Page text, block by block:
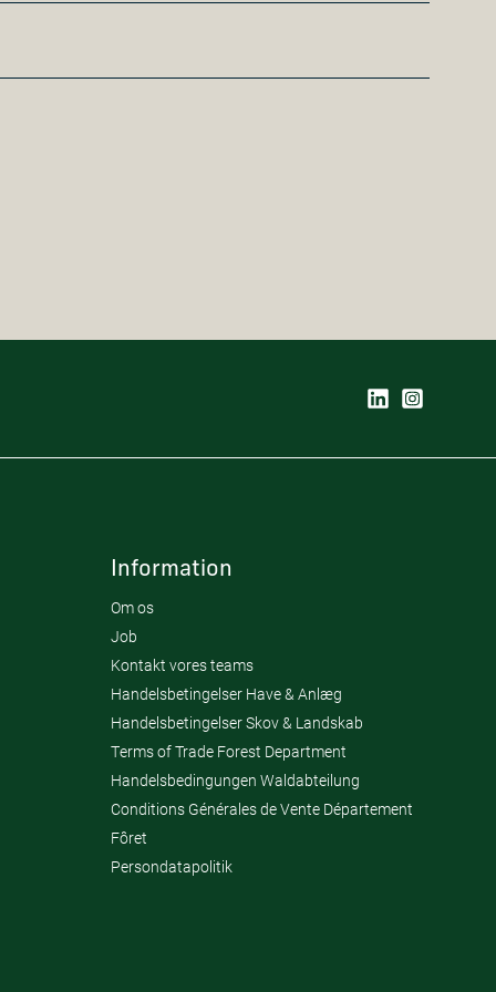
Information
Om os
Job
Kontakt vores teams
Handelsbetingelser Have & Anlæg
Handelsbetingelser Skov & Landskab
Terms of Trade Forest Department
Handelsbedingungen Waldabteilung
Conditions Générales de Vente Département
Fôret
Persondatapolitik